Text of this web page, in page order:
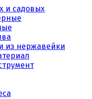
и садовых
из нержавейки